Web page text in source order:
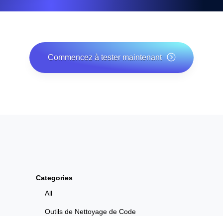
Commencez à tester maintenant
Categories
All
Outils de Nettoyage de Code